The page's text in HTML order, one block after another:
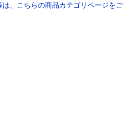
、こちらの商品カテゴリページをご